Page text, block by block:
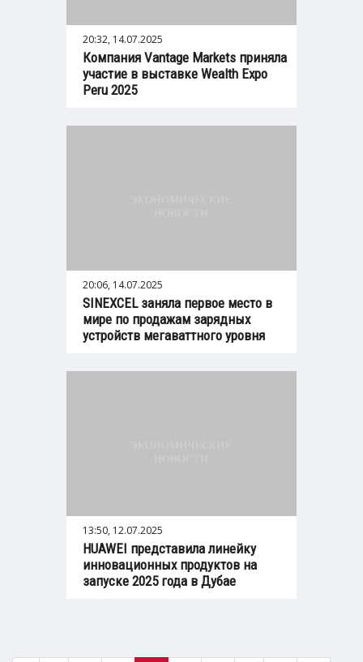
20:32, 14.07.2025
Компания Vantage Markets приняла
участие в выставке Wealth Expo
Peru 2025
20:06, 14.07.2025
SINEXCEL заняла первое место в
мире по продажам зарядных
устройств мегаваттного уровня
13:50, 12.07.2025
HUAWEI представила линейку
инновационных продуктов на
запуске 2025 года в Дубае